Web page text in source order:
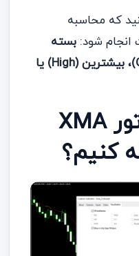
که محاسبه
انجام شود:بسته
شدن (Close)، باز شدن (Open)، بیشترین (High) یا
چگونه با اندیکاتور XMA